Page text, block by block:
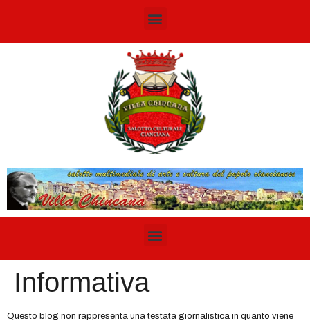
Informativa
Questo blog non rappresenta una testata giornalistica in quanto viene